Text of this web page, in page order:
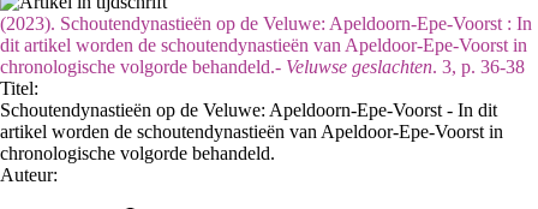
(2023). Schoutendynastieën op de Veluwe: Apeldoorn-Epe-Voorst : In
dit artikel worden de schoutendynastieën van Apeldoor-Epe-Voorst in
chronologische volgorde behandeld.- Veluwse geslachten. 3, p. 36-38
Titel:
Schoutendynastieën op de Veluwe: Apeldoorn-Epe-Voorst - In dit
artikel worden de schoutendynastieën van Apeldoor-Epe-Voorst in
chronologische volgorde behandeld.
Auteur: